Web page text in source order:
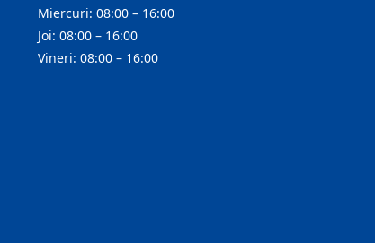
Miercuri: 08:00 – 16:00
Joi: 08:00 – 16:00
Vineri: 08:00 – 16:00